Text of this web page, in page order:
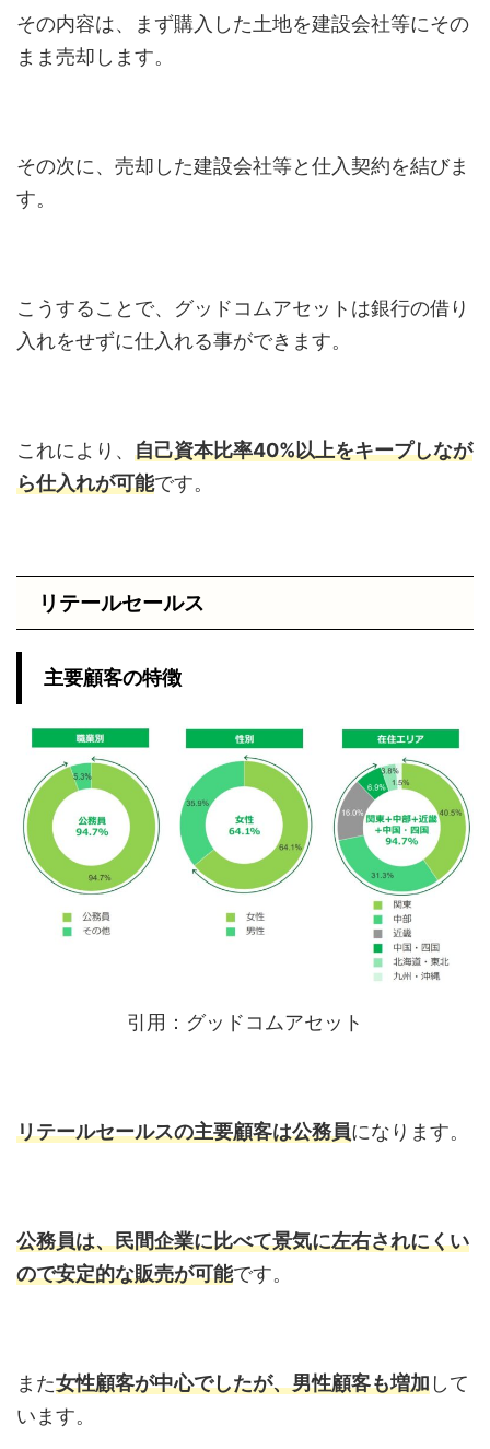
その内容は、まず購入した土地を建設会社等にその
まま売却します。
その次に、売却した建設会社等と仕入契約を結びま
す。
こうすることで、グッドコムアセットは銀行の借り
入れをせずに仕入れる事ができます。
これにより、 自己資本比率40%以上をキープしなが
ら仕入れが可能です。
リテールセールス
主要顧客の特徴
引用：グッドコムアセット
リテールセールスの主要顧客は公務員になります。
公務員は、民間企業に比べて景気に左右されにくい
ので安定的な販売が可能です。
また女性顧客が中心でしたが、男性顧客も増加して
います。